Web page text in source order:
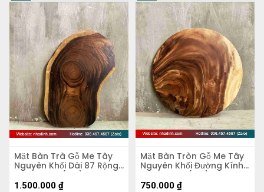
Mặt Bàn Trà Gỗ Me Tây
Nguyên Khối Dài 87 Rộng
50 Dày 5,4 (cm)
1.500.000 ₫
Mặt Bàn Tròn Gỗ Me Tây
Nguyên Khối Đường Kính
56 Dày 4,8 (cm)
750.000 ₫